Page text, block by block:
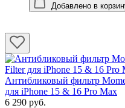
Добавлено в
Антибликовый фильтр
для iPhone 15 & 16 Pro Max
6 290 руб.